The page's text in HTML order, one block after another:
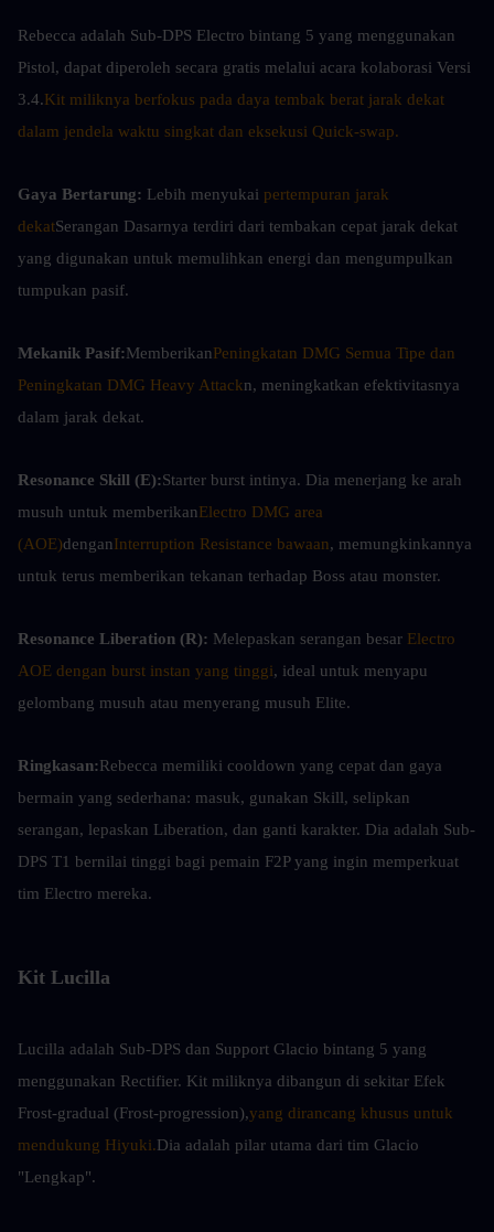
Rebecca adalah Sub-DPS Electro bintang 5 yang menggunakan
Pistol, dapat diperoleh secara gratis melalui acara kolaborasi Versi
3.4.Kit miliknya berfokus pada daya tembak berat jarak dekat
dalam jendela waktu singkat dan eksekusi Quick-swap.
Gaya Bertarung: Lebih menyukai pertempuran jarak
dekatSerangan Dasarnya terdiri dari tembakan cepat jarak dekat
yang digunakan untuk memulihkan energi dan mengumpulkan
tumpukan pasif.
Mekanik Pasif:MemberikanPeningkatan DMG Semua Tipe dan
Peningkatan DMG Heavy Attackn, meningkatkan efektivitasnya
dalam jarak dekat.
Resonance Skill (E):Starter burst intinya. Dia menerjang ke arah
musuh untuk memberikanElectro DMG area
(AOE)denganInterruption Resistance bawaan, memungkinkannya
untuk terus memberikan tekanan terhadap Boss atau monster.
Resonance Liberation (R): Melepaskan serangan besar Electro
AOE dengan burst instan yang tinggi, ideal untuk menyapu
gelombang musuh atau menyerang musuh Elite.
Ringkasan:Rebecca memiliki cooldown yang cepat dan gaya
bermain yang sederhana: masuk, gunakan Skill, selipkan
serangan, lepaskan Liberation, dan ganti karakter. Dia adalah Sub-
DPS T1 bernilai tinggi bagi pemain F2P yang ingin memperkuat
tim Electro mereka.
Kit Lucilla
Lucilla adalah Sub-DPS dan Support Glacio bintang 5 yang
menggunakan Rectifier. Kit miliknya dibangun di sekitar Efek
Frost-gradual (Frost-progression),yang dirancang khusus untuk
mendukung Hiyuki.Dia adalah pilar utama dari tim Glacio
"Lengkap".